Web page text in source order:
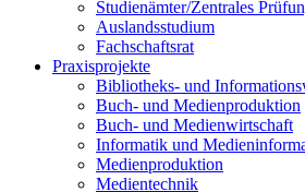
Studienämter/Zentrales
Auslandsstudium
Fachschaftsrat
Praxisprojekte
Bibliotheks- und
Buch- und Medienproduktion
Buch- und Medienwirtschaft
Informatik und
Medienproduktion
Medientechnik